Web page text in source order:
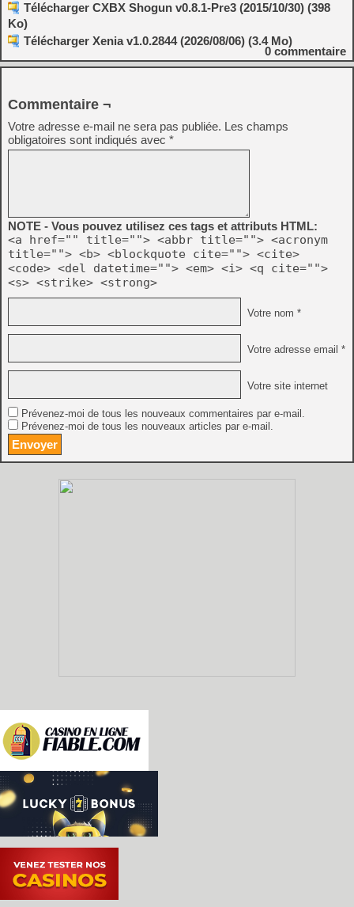
Télécharger CXBX Shogun v0.8.1-Pre3 (2015/10/30) (398
Ko)
Télécharger Xenia v1.0.2844 (2026/08/06) (3.4 Mo)
0 commentaire
Commentaire ¬
Votre adresse e-mail ne sera pas publiée. Les champs
obligatoires sont indiqués avec *
NOTE - Vous pouvez utilisez ces tags et attributs HTML:
<a href="" title=""> <abbr title=""> <acronym
title=""> <b> <blockquote cite=""> <cite>
<code> <del datetime=""> <em> <i> <q cite="">
<s> <strike> <strong>
Votre nom *
Votre adresse email *
Votre site internet
Prévenez-moi de tous les nouveaux commentaires par e-mail.
Prévenez-moi de tous les nouveaux articles par e-mail.